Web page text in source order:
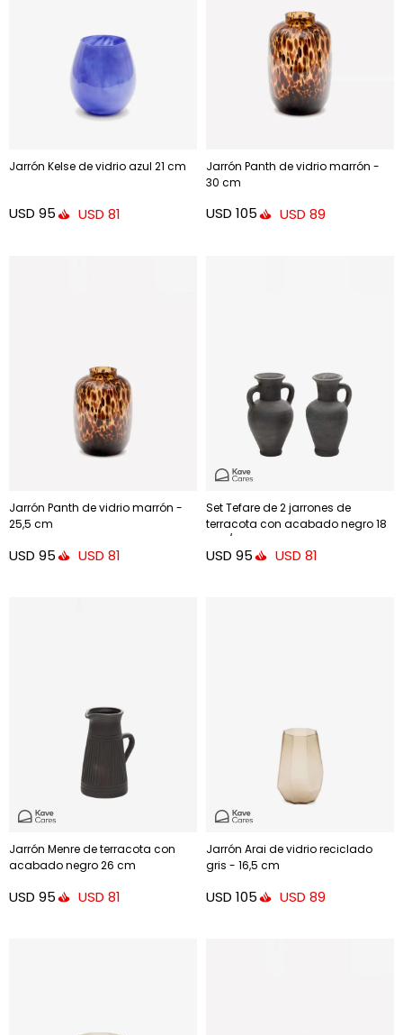
Jarrón Kelse de vidrio azul 21 cm
USD 95 USD 81
Jarrón Panth de vidrio marrón -
30 cm
USD 105 USD 89
Jarrón Panth de vidrio marrón -
25,5 cm
USD 95 USD 81
Set Tefare de 2 jarrones de
terracota con acabado negro 18
cm / 18 cm
USD 95 USD 81
Jarrón Menre de terracota con
acabado negro 26 cm
USD 95 USD 81
Jarrón Arai de vidrio reciclado
gris - 16,5 cm
USD 105 USD 89